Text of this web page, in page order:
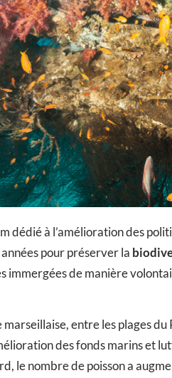
dédié à l’amélioration des
pour préserver la
immergées de manière
entre les plages du
des fonds marins et
le nombre de poisson a